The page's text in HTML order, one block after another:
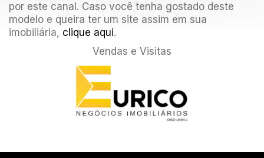
por este canal. Caso você tenha gostado deste
modelo e queira ter um site assim em sua
imobiliária, clique aqui.
Vendas e Visitas